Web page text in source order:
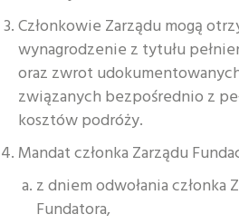
Członkowie Zarządu mogą
wynagrodzenie z tytułu
oraz zwrot
związanych bezpośrednio z
kosztów podróży.
Mandat członka Zarządu
z dniem odwołania członka
Fundatora,